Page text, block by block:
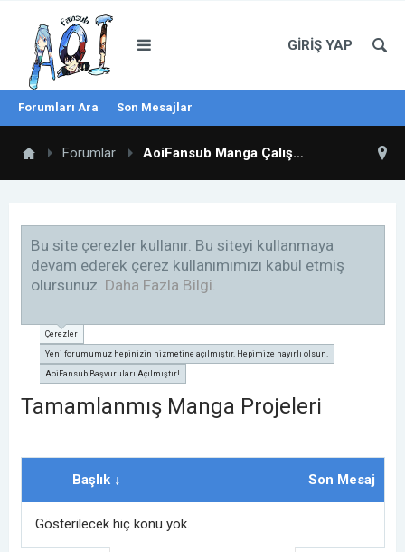
Forumları Ara Son Mesajlar
GIRIŞ YAP
Forumlar AoiFansub Manga Çalışmaları
Bu site çerezler kullanır. Bu siteyi kullanmaya
devam ederek çerez kullanımımızı kabul etmiş
olursunuz. Daha Fazla Bilgi.
Çerezler
Yeni forumumuz hepinizin hizmetine açılmıştır. Hepimize hayırlı olsun.
AoiFansub Başvuruları Açılmıştır!
Tamamlanmış Manga Projeleri
Başlık ↓ Son Mesaj
Gösterilecek hiç konu yok.